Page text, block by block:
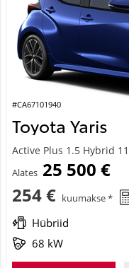
#CA67101940
Toyota Yaris
Active Plus 1.5 Hybrid
Alates 25 500 €
254 € kuumakse *
Hübriid
68 kW